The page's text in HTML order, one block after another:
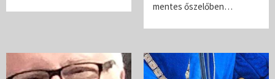
mentes őszelőben…